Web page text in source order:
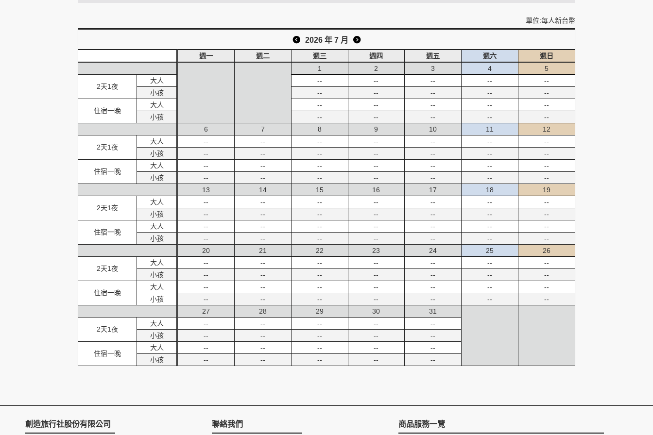
單位:每人新台幣
2026 年 7 月
2天1夜
大人
小孩
住宿一晚
大人
小孩
2天1夜
大人
小孩
住宿一晚
大人
小孩
2天1夜
大人
小孩
住宿一晚
大人
小孩
2天1夜
大人
小孩
住宿一晚
大人
小孩
2天1夜
大人
小孩
住宿一晚
大人
小孩
週一 週二 週三 週四 週五 週六
週日
1
--
--
--
--
2
--
--
--
--
3
--
--
--
--
4
--
--
--
--
5
--
--
--
--
6
--
--
--
--
7
--
--
--
--
8
--
--
--
--
9
--
--
--
--
10
--
--
--
--
11
--
--
--
--
12
--
--
--
--
13
--
--
--
--
14
--
--
--
--
15
--
--
--
--
16
--
--
--
--
17
--
--
--
--
18
--
--
--
--
19
--
--
--
--
20
--
--
--
--
21
--
--
--
--
22
--
--
--
--
23
--
--
--
--
24
--
--
--
--
25
--
--
--
--
26
--
--
--
--
27
--
--
--
--
28
--
--
--
--
29
--
--
--
--
30
--
--
--
--
31
--
--
--
--
創造旅行社股份有限公司 聯絡我們 商品服務一覽